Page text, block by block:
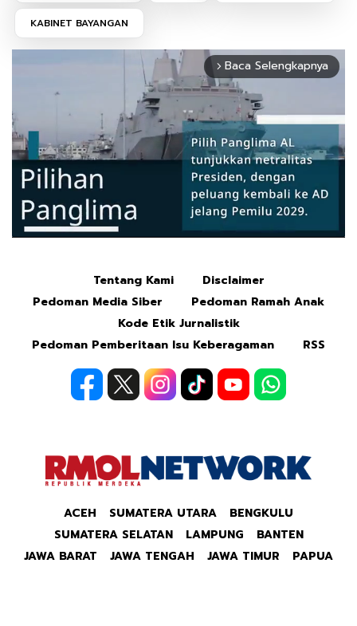
KABINET BAYANGAN
arrow_forward_ios Baca Selengkapnya
Tentang Kami
Disclaimer
Pedoman Media Siber
Pedoman Ramah Anak
Kode Etik Jurnalistik
Pedoman Pemberitaan Isu Keberagaman
RSS
ACEH SUMATERA UTARA
BENGKULU
SUMATERA SELATAN
LAMPUNG
BANTEN
JAWA BARAT
JAWA TENGAH JAWA TIMUR PAPUA